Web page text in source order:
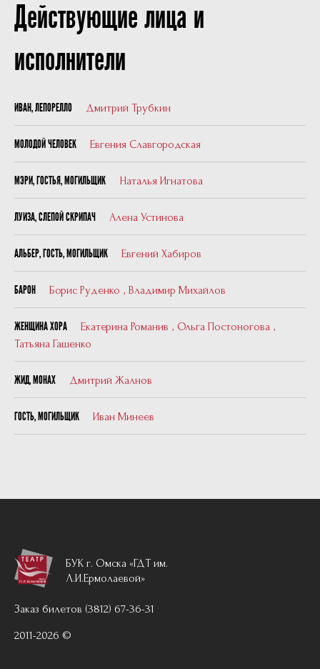
Действующие лица и
исполнители
ИВАН, ЛЕПОРЕЛЛО Дмитрий Трубкин
МОЛОДОЙ ЧЕЛОВЕК Евгения Славгородская
МЭРИ, ГОСТЬЯ, МОГИЛЬЩИК Наталья Игнатова
ЛУИЗА, СЛЕПОЙ СКРИПАЧ Алена Устинова
АЛЬБЕР, ГОСТЬ, МОГИЛЬЩИК Евгений Хабиров
БАРОН Борис Руденко , Владимир Михайлов
ЖЕНЩИНА ХОРА Екатерина Романив , Ольга Постоногова ,
Татьяна Гашенко
ЖИД, МОНАХ Дмитрий Жалнов
ГОСТЬ, МОГИЛЬЩИК Иван Минеев
БУК г. Омска «ГДТ им.
Л.И.Ермолаевой»
Заказ билетов (3812) 67-36-31
2011-2026 ©